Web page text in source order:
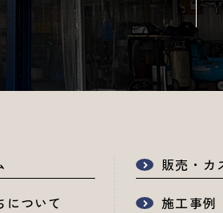
について
販売・カ
施工事例